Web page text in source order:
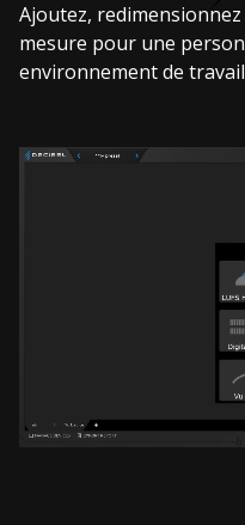
Ajoutez,
mesure pour une
environnement de